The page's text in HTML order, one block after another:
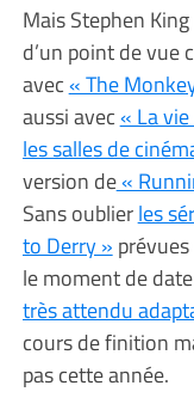
Mais Stephen
d’un point de vue
avec« The
aussi avec« La
les salles de
version de«
Sans oublierles
to Derry »
le moment de
très attendu
cours de finition
pas cette année.